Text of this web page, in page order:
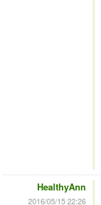
HealthyAnn
2016/05/15 22:26